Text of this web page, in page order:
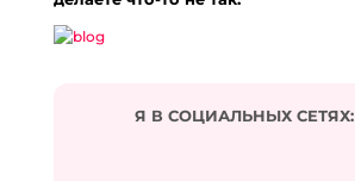
Я В СОЦИАЛЬНЫХ СЕТЯХ: